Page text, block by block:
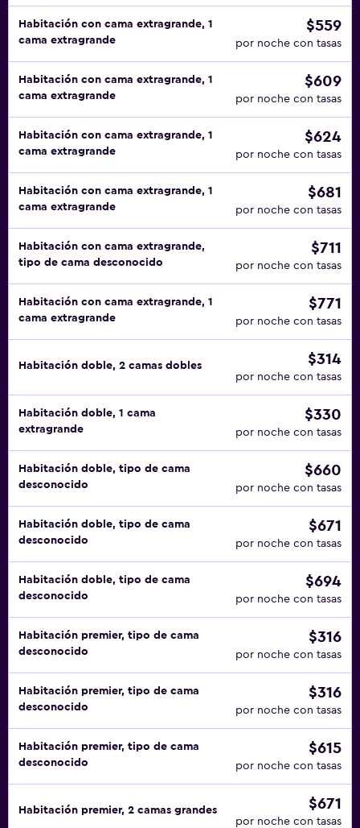
Habitación con cama extragrande, 1
cama extragrande
$559
por noche con tasas
Habitación con cama extragrande, 1
cama extragrande
$609
por noche con tasas
Habitación con cama extragrande, 1
cama extragrande
$624
por noche con tasas
Habitación con cama extragrande, 1
cama extragrande
$681
por noche con tasas
Habitación con cama extragrande,
tipo de cama desconocido
$711
por noche con tasas
Habitación con cama extragrande, 1
cama extragrande
$771
por noche con tasas
Habitación doble, 2 camas dobles $314
por noche con tasas
Habitación doble, 1 cama
extragrande
$330
por noche con tasas
Habitación doble, tipo de cama
desconocido
$660
por noche con tasas
Habitación doble, tipo de cama
desconocido
$671
por noche con tasas
Habitación doble, tipo de cama
desconocido
$694
por noche con tasas
Habitación premier, tipo de cama
desconocido
$316
por noche con tasas
Habitación premier, tipo de cama
desconocido
$316
por noche con tasas
Habitación premier, tipo de cama
desconocido
$615
por noche con tasas
Habitación premier, 2 camas grandes $671
por noche con tasas